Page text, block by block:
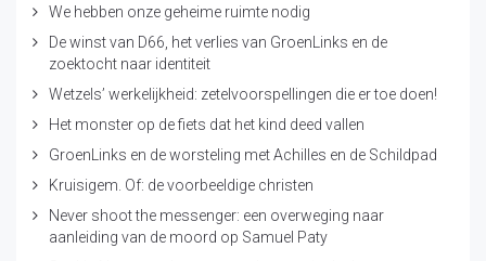
We hebben onze geheime ruimte nodig
De winst van D66, het verlies van GroenLinks en de
zoektocht naar identiteit
Wetzels’ werkelijkheid: zetelvoorspellingen die er toe doen!
Het monster op de fiets dat het kind deed vallen
GroenLinks en de worsteling met Achilles en de Schildpad
Kruisigem. Of: de voorbeeldige christen
Never shoot the messenger: een overweging naar
aanleiding van de moord op Samuel Paty